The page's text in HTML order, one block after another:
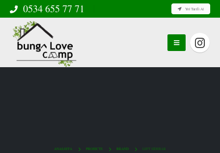
0534 655 77 71 Yol Tarifi Al
ANASAYFA PROJECTS BRAND LEFT SIDEBAR